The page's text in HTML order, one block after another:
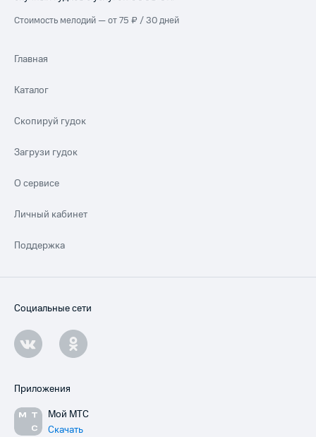
Стоимость мелодий — от 75 ₽ / 30 дней
Главная
Каталог
Скопируй гудок
Загрузи гудок
О сервисе
Личный кабинет
Поддержка
Социальные сети
Приложения
Мой МТС
Скачать